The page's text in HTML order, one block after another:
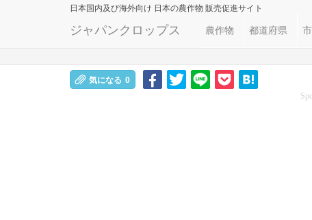
日本国内及び海外向け 日本の農作物 販売促進サイト
ジャパンクロップス 農作物 都道府県
気になる 0